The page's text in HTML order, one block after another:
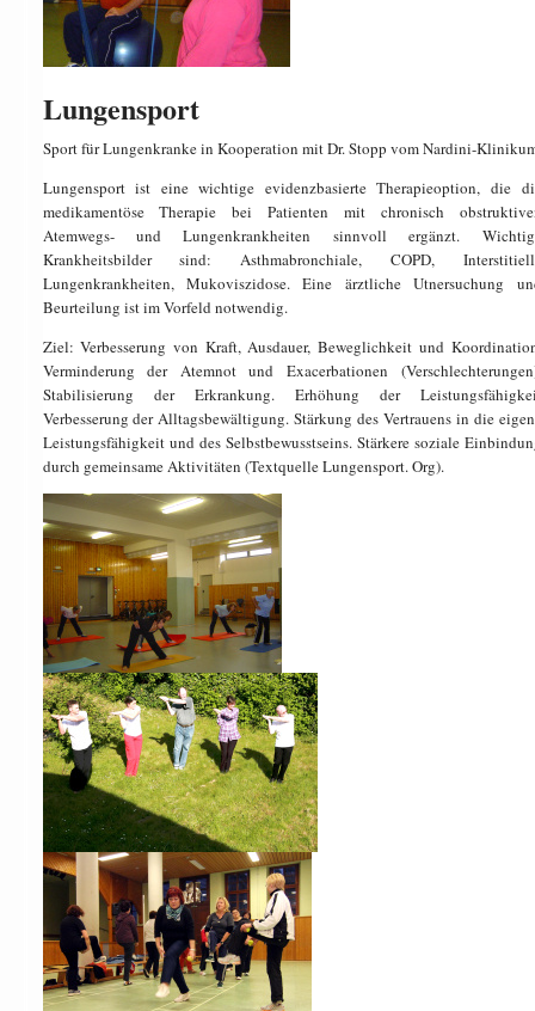
Lungensport
Sport für Lungenkranke in Kooperation mit Dr. Stopp vom Nardini-
Lungensport ist eine wichtige evidenzbasierte Therapieoption, die
medikamentöse Therapie bei Patienten mit chronisch
Atemwegs- und Lungenkrankheiten sinnvoll ergänzt.
Krankheitsbilder sind: Asthmabronchiale, COPD,
Lungenkrankheiten, Mukoviszidose. Eine ärztliche Utnersuchung
Beurteilung ist im Vorfeld notwendig.
Ziel: Verbesserung von Kraft, Ausdauer, Beweglichkeit und
Verminderung der Atemnot und Exacerbationen
Stabilisierung der Erkrankung. Erhöhung der
Verbesserung der Alltagsbewältigung. Stärkung des Vertrauens in die
Leistungsfähigkeit und des Selbstbewusstseins. Stärkere soziale
durch gemeinsame Aktivitäten (Textquelle Lungensport. Org).